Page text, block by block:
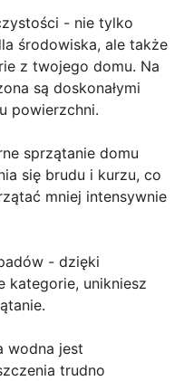
- nie tylko
środowiska, ale także
z twojego domu. Na
są doskonałymi
powierzchni.
sprzątanie domu
się brudu i kurzu, co
mniej intensywnie
- dzięki
kategorie, unikniesz
wodna jest
trudno